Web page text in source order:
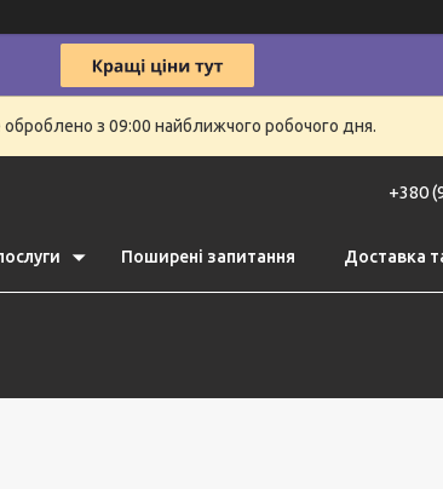
з 09:00 найближчого робочого дня.
+380
Поширені запитання Доставка